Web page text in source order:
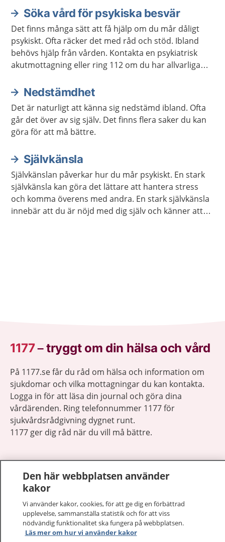
bra hjälp att få om du vill ha hjälp att dricka mindre.
Söka vård för psykiska besvär
Det finns många sätt att få hjälp om du mår dåligt
psykiskt. Ofta räcker det med råd och stöd. Ibland
behövs hjälp från vården. Kontakta en psykiatrisk
akutmottagning eller ring 112 om du har allvarliga
Nedstämdhet
Det är naturligt att känna sig nedstämd ibland. Ofta
går det över av sig själv. Det finns flera saker du kan
göra för att må bättre.
Självkänsla
Självkänslan påverkar hur du mår psykiskt. En stark
självkänsla kan göra det lättare att hantera stress
och komma överens med andra. En stark självkänsla
innebär att du är nöjd med dig själv och känner att
1177–tryggt om din hälsa och vård
På 1177.se får du råd om hälsa och information om
sjukdomar och vilka mottagningar du kan kontakta.
Logga in för att läsa din journal och göra dina
vårdärenden. Ring telefonnummer 1177 för
sjukvårdsrådgivning dygnet runt.
1177 ger dig råd när du vill må bättre.
1177 på flera språk
Om 1177
Den här webbplatsen använder
kakor
Vi använder kakor, cookies, för att ge dig en förbättrad
upplevelse, sammanställa statistik och för att viss
nödvändig funktionalitet ska fungera på webbplatsen.
Läs mer om hur vi använder kakor